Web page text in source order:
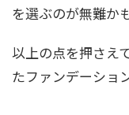
を選ぶのが無難か
以上の点を押さえ
たファンデーショ